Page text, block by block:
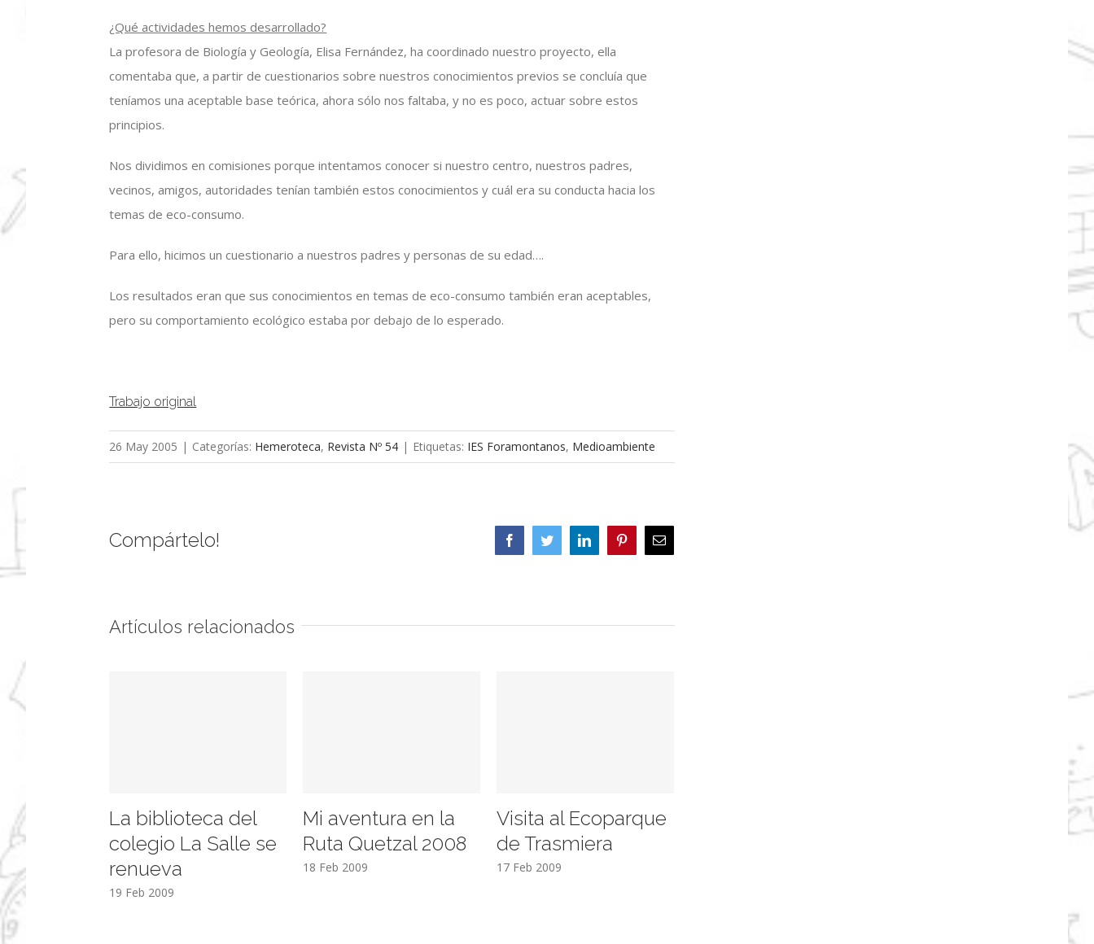
¿Qué actividades hemos desarrollado?
La profesora de Biología y Geología, Elisa Fernández, ha coordinado nuestro proyecto, ella
comentaba que, a partir de cuestionarios sobre nuestros conocimientos previos se concluía que
teníamos una aceptable base teórica, ahora sólo nos faltaba, y no es poco, actuar sobre estos
principios.
Nos dividimos en comisiones porque intentamos conocer si nuestro centro, nuestros padres,
vecinos, amigos, autoridades tenían también estos conocimientos y cuál era su conducta hacia los
temas de eco-consumo.
Para ello, hicimos un cuestionario a nuestros padres y personas de su edad….
Los resultados eran que sus conocimientos en temas de eco-consumo también eran aceptables,
pero su comportamiento ecológico estaba por debajo de lo esperado.
Trabajo original
26 May 2005 | Categorías: Hemeroteca, Revista Nº 54 | Etiquetas: IES Foramontanos, Medioambiente
Compártelo! FacebookTwitterLinkedIn PinterestCorreo
electrónico
Artículos relacionados
La biblioteca del
colegio La Salle se
renueva
19 Feb 2009
Mi aventura en la
Ruta Quetzal 2008
18 Feb 2009
Visita al Ecoparque
de Trasmiera
17 Feb 2009